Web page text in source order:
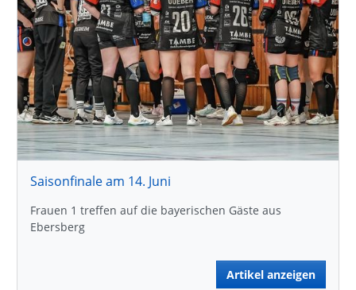
Saisonfinale am 14. Juni
Frauen 1 treffen auf die bayerischen Gäste aus
Ebersberg
Artikel anzeigen